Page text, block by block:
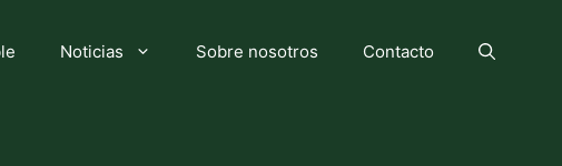
Noticias Sobre nosotros Contacto